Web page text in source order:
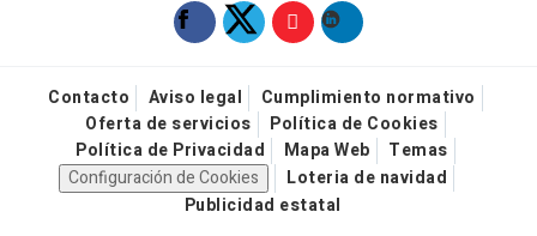
Contacto Aviso legal
Cumplimiento normativo
Oferta de servicios
Política de Cookies
Política de Privacidad
Mapa Web
Temas
Configuración de Cookies
Loteria de navidad
Publicidad estatal